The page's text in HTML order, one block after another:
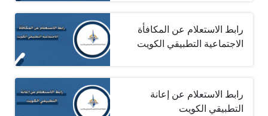
رابط الاستعلام عن المكافأة
الاجتماعية التطبيقي الكويت
رابط الاستعلام عن إعانة
التطبيقي الكويت